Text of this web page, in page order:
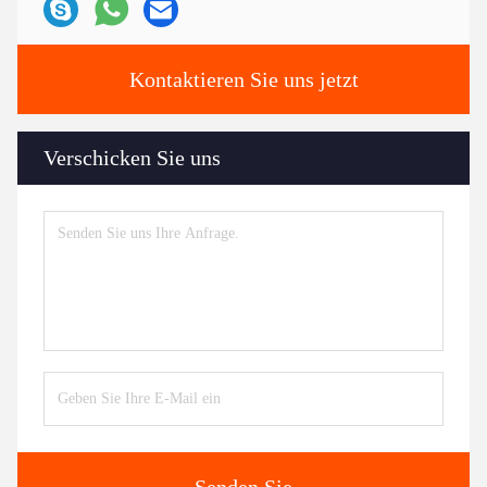
Kontaktieren Sie uns jetzt
Verschicken Sie uns